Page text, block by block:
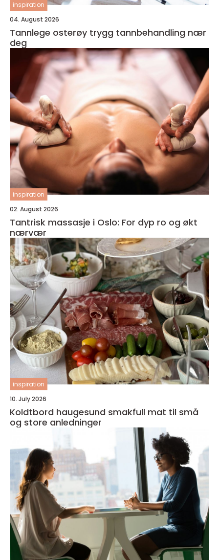
inspiration
04. August 2026
Tannlege osterøy trygg tannbehandling nær
deg
inspiration
02. August 2026
Tantrisk massasje i Oslo: For dyp ro og økt
nærvær
inspiration
10. July 2026
Koldtbord haugesund smakfull mat til små
og store anledninger